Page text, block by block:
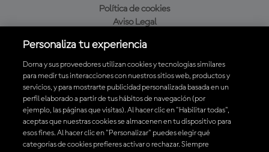
Política de cookies
Aviso Legal
Política de compra
Descarga la aplicación oficial de MotoGP™
Personaliza tu experiencia
Dorna y sus proveedores utilizan cookies y tecnologías similares
para medir tus interacciones con nuestros sitios web, productos y
servicios, y para mostrarte publicidad personalizada basada en un
perfil elaborado a partir de tus hábitos de navegación (por
ejemplo, las páginas que visitas). Al hacer clic en "Habilitar todas",
aceptas que nuestras cookies se almacenen en tu dispositivo para
esos fines. Al hacer clic en "Personalizar" puedes elegir qué
categorías de cookies prefieres activar o rechazar. Siempre